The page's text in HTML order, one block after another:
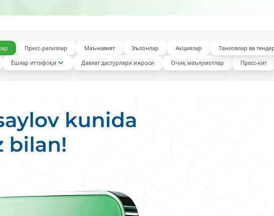
Пресс-релизлар Маънавият Эълонлар Акциялар Танловлар ва
Ёшлар иттифоқи Давлат дастурлари ижроси Очиқ маълумотлар Пресс-кит